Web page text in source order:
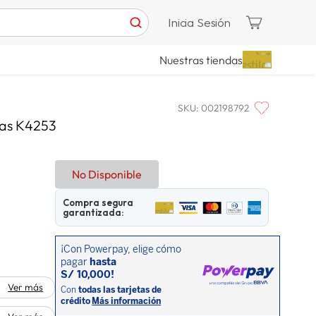
Inicia Sesión
Nuestras tiendas
SKU: 002198792
K4253
Ver más
No Disponible
Compra segura
garantizada: